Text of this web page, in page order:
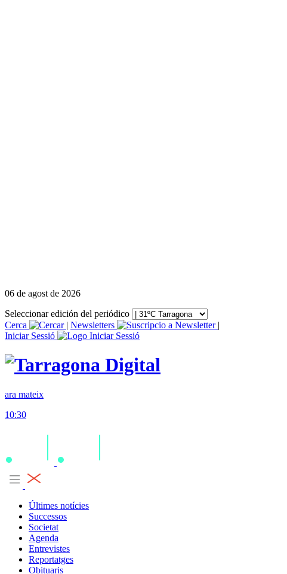
06 de agost de 2026
Seleccionar edición del periódico
Cerca
| Newsletters
|
Iniciar Sessió
ara mateix
10:30
Últimes notícies
Successos
Societat
Agenda
Entrevistes
Reportatges
Obituaris